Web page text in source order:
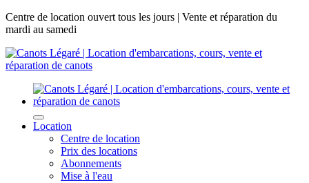
Centre de location ouvert tous les jours | Vente et réparation du
mardi au samedi
Location
Centre de location
Prix des locations
Abonnements
Mise à l'eau